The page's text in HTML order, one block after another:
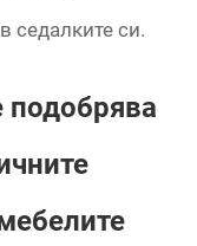
седалките си.
подобрява